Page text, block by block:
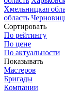
Хмельницкая
область
Сортировать
По рейтингу
По цене
По актуальности
Показывать
Мастеров
Бригады
Компании